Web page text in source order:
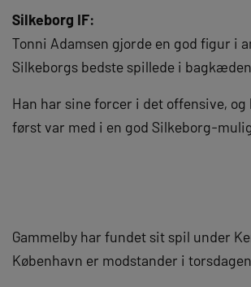
Silkeborg IF:
Tonni Adamsen gjorde en god figur i
Silkeborgs bedste spillede i
Han har sine forcer i det offensive,
først var med i en god Silkeborg-
Gammelby har fundet sit spil under
København er modstander i